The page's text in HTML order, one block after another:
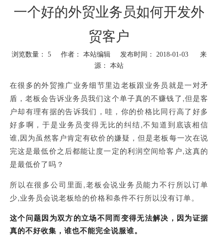
一个好的外贸业务员如何开发外
贸客户
浏览数量： 5作者： 本站编辑 发布时间： 2018-01-03 来
源： 本站
在很多的外贸推广业务细节里边老板跟业务员就是一对矛
盾，老板会告诉业务员我们这个单子真的不赚钱了,但是客
户却有理有据的告诉我们，哇，你的价格比同行高了好多
好多啊，于是业务员变得无比的纠结,不知道到底该相信
谁,因为虽然客户肯定有砍价的嫌疑，但是老板每一次在说
完这是最低价之后都能让度一定的利润空间给客户,这真的
是最低价了吗？
所以在很多公司里面,老板会说业务员能力不行所以订单
少,业务员会说老板给的价格和条件不行所以没有订单。
这个问题因为双方的立场不同而变得无法解决，因为证据
真的不好收集，谁也不能完全说服谁。